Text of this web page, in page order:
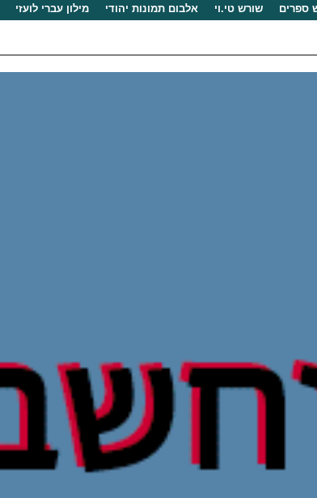
ספרים שורש טי.וי אלבום תמונות יהודי מילון עברי לועזי